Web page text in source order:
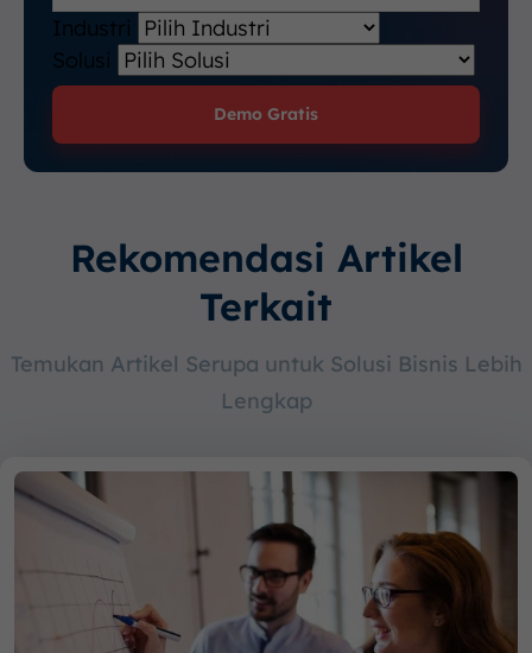
Industri
Solusi
Demo Gratis
Rekomendasi Artikel
Terkait
Temukan Artikel Serupa untuk Solusi Bisnis Lebih
Lengkap